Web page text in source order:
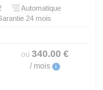
Automatique
24 mois
ou 340.00 €
/ mois i